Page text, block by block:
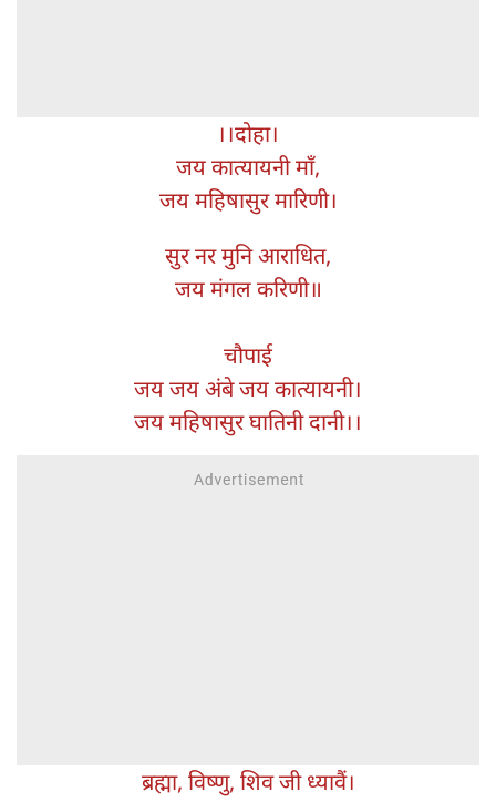
।।दोहा।
जय कात्यायनी माँ,
जय महिषासुर मारिणी।
सुर नर मुनि आराधित,
जय मंगल करिणी॥
चौपाई
जय जय अंबे जय कात्यायनी।
जय महिषासुर घातिनी दानी।।
ब्रह्मा, विष्णु, शिव जी ध्यावैं।